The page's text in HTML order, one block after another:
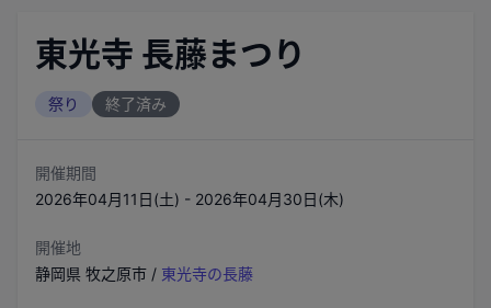
東光寺 長藤まつり
祭り 終了済み
開催期間
2026年04月11日(土) - 2026年04月30日(木)
開催地
静岡県 牧之原市 / 東光寺の長藤